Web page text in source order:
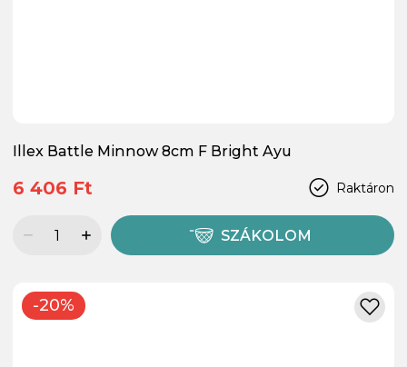
Illex Battle Minnow 8cm F Bright Ayu
Raktáron
6 406 Ft
SZÁKOLOM
-20%